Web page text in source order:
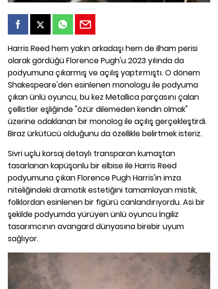
Harris Reed hem yakın arkadaşı hem de ilham perisi
olarak gördüğü Florence Pugh'u 2023 yılında da
podyumuna çıkarmış ve açılış yaptırmıştı. O dönem
Shakespeare'den esinlenen monologu ile podyuma
çıkan ünlü oyuncu, bu kez Metallica parçasını çalan
çellistler eşliğinde "özür dilemeden kendin olmak"
üzerine odaklanan bir monolog ile açılış gerçekleştirdi.
Biraz ürkütücü olduğunu da özellikle belirtmek isteriz.
Sivri uçlu korsaj detaylı transparan kumaştan
tasarlanan kapüşonlu bir elbise ile Harris Reed
podyumuna çıkan Florence Pugh Harris'in imza
niteliğindeki dramatik estetiğini tamamlayan mistik,
folklordan esinlenen bir figürü canlandırıyordu. Asi bir
şekilde podyumda yürüyen ünlü oyuncu İngiliz
tasarımcının avangard dünyasına birebir uyum
sağlıyor.